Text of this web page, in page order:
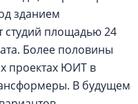
зданием
студий площадью 24
Более половины
проектах ЮИТ в
В будущем
Валентина
Альшаева,
Свинолобов,
Кирилл Кудинов